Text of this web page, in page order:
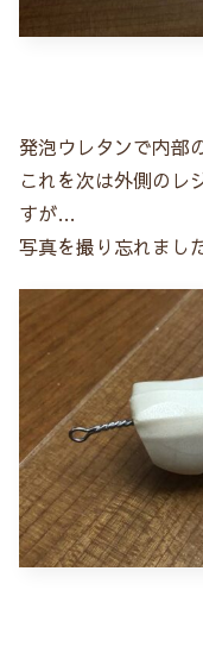
発泡ウレタンで内部
これを次は外側のレ
すが…
写真を撮り忘れまし